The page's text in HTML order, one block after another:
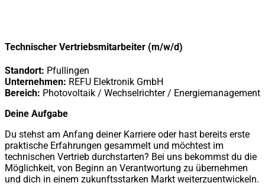
Technischer Vertriebsmitarbeiter (m/w/d)
Standort: Pfullingen
Unternehmen: REFU Elektronik GmbH
Bereich: Photovoltaik / Wechselrichter / Energiemanagement
Deine Aufgabe
Du stehst am Anfang deiner Karriere oder hast bereits erste
praktische Erfahrungen gesammelt und möchtest im
technischen Vertrieb durchstarten? Bei uns bekommst du die
Möglichkeit, von Beginn an Verantwortung zu übernehmen
und dich in einem zukunftsstarken Markt weiterzuentwickeln.